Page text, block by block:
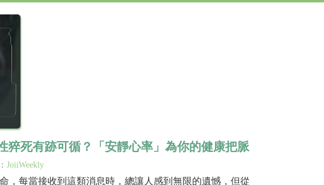
猝死有跡可循？「安靜心率」為你的健康把脈
JoiiWeekly
，每當接收到這類消息時，總讓人感到無限的遺憾，但從